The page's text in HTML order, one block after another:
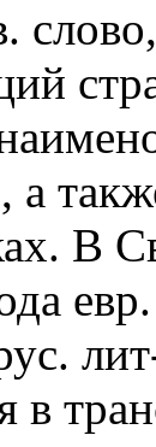
а
В
евр.
в